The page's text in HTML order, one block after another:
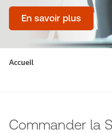
En savoir plus
Accueil
Commander la